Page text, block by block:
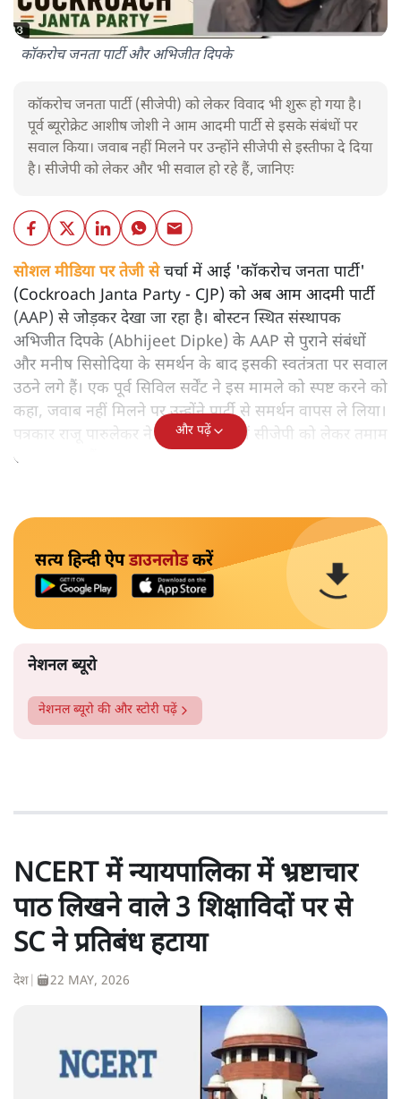
कॉकरोच जनता पार्टी और अभिजीत दिपके
कॉकरोच जनता पार्टी (सीजेपी) को लेकर विवाद भी शुरू हो गया है।
पूर्व ब्यूरोक्रेट आशीष जोशी ने आम आदमी पार्टी से इसके संबंधों पर
सवाल किया। जवाब नहीं मिलने पर उन्होंने सीजेपी से इस्तीफा दे दिया
है। सीजेपी को लेकर और भी सवाल हो रहे हैं, जानिएः
सोशल मीडिया पर तेजी सेचर्चा में आई 'कॉकरोच जनता पार्टी'
(Cockroach Janta Party - CJP) को अब आम आदमी पार्टी
(AAP) से जोड़कर देखा जा रहा है। बोस्टन स्थित संस्थापक
अभिजीत दिपके (Abhijeet Dipke) के AAP से पुराने संबंधों
और मनीष सिसोदिया के समर्थन के बाद इसकी स्वतंत्रता पर सवाल
उठने लगे हैं। एक पूर्व सिविल सर्वेंट ने इस मामले को स्पष्ट करने को
कहा, जवाब नहीं मिलने पर उन्होंने पार्टी से समर्थन वापस ले लिया।
पत्रकार राजू पारुलेकर ने एक पॉडकास्ट में सीजेपी को लेकर तमाम
सवाल उठाए हैं।
और पढ़ें
सत्य हिन्दी ऐपडाउनलोडकरें
नेशनल ब्यूरो
नेशनल ब्यूरो की और स्टोरी पढ़ें
NCERT में न्यायपालिका में भ्रष्टाचार
पाठ लिखने वाले 3 शिक्षाविदों पर से
SC ने प्रतिबंध हटाया
देश 22 MAY, 2026